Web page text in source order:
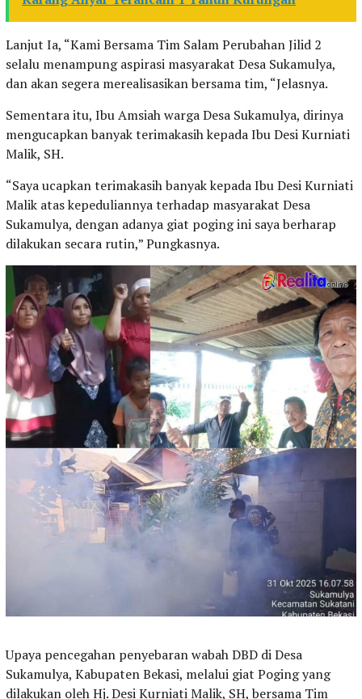
Lanjut Ia, “Kami Bersama Tim Salam Perubahan Jilid 2
selalu menampung aspirasi masyarakat Desa Sukamulya,
dan akan segera merealisasikan bersama tim, “Jelasnya.
Sementara itu, Ibu Amsiah warga Desa Sukamulya, dirinya
mengucapkan banyak terimakasih kepada Ibu Desi Kurniati
Malik, SH.
“Saya ucapkan terimakasih banyak kepada Ibu Desi Kurniati
Malik atas kepeduliannya terhadap masyarakat Desa
Sukamulya, dengan adanya giat poging ini saya berharap
dilakukan secara rutin,” Pungkasnya.
Upaya pencegahan penyebaran wabah DBD di Desa
Sukamulya, Kabupaten Bekasi, melalui giat Poging yang
dilakukan oleh Hj. Desi Kurniati Malik, SH, bersama Tim